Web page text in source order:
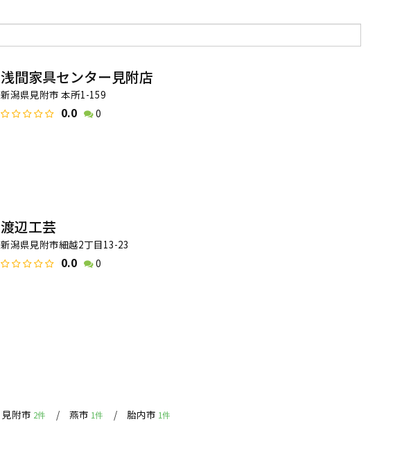
浅間家具センター見附店
新潟県見附市 本所1-159
0.0 0
渡辺工芸
新潟県見附市細越2丁目13-23
0.0 0
見附市 2件 燕市 1件 胎内市 1件